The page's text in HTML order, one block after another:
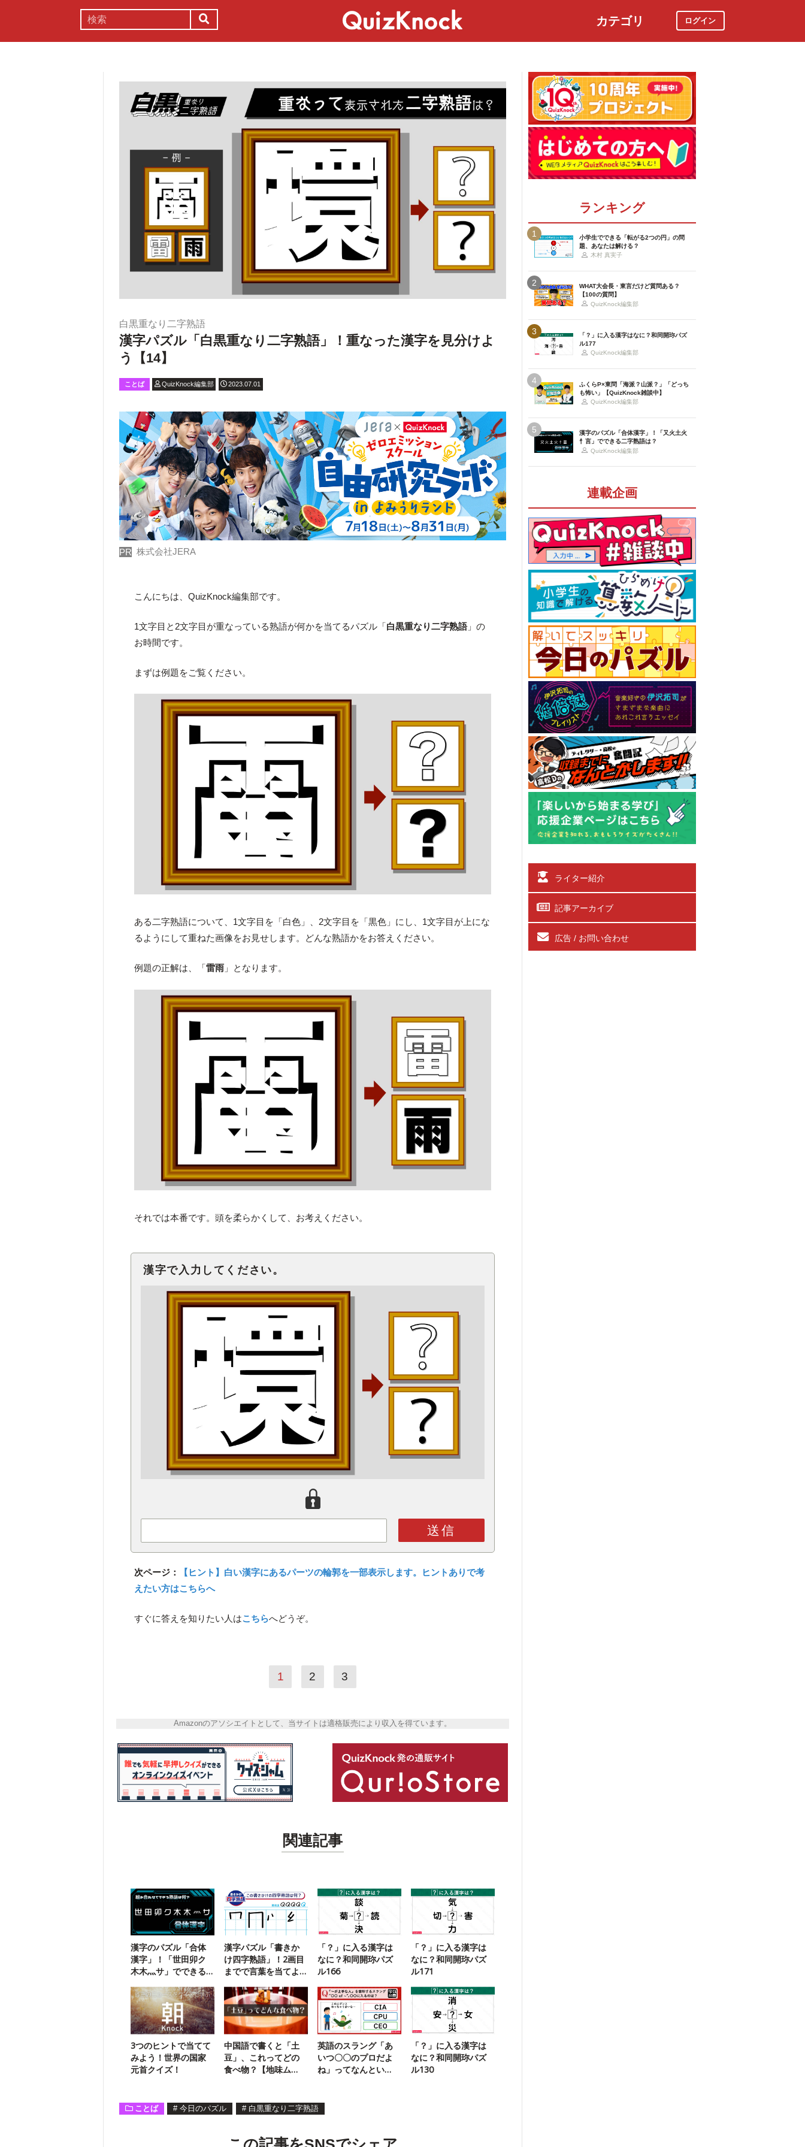
カテゴリ ログイン
白黒重なり二字熟語
漢字パズル「白黒重なり二字熟語」！重なった漢字を見分けよ
う【14】
ことば QuizKnock編集部 2023.07.01
PR 株式会社JERA
こんにちは、QuizKnock編集部です。
1文字目と2文字目が重なっている熟語が何かを当てるパズル「白黒重なり二字熟語」の
お時間です。
まずは例題をご覧ください。
ある二字熟語について、1文字目を「白色」、2文字目を「黒色」にし、1文字目が上にな
るようにして重ねた画像をお見せします。どんな熟語かをお答えください。
例題の正解は、「雷雨 」となります。
それでは本番です。頭を柔らかくして、お考えください。
漢字で入力してください。
送信
次ページ：
【ヒント】白い漢字にあるパーツの輪郭を一部表示します。ヒントありで考
えたい方はこちらへ
すぐに答えを知りたい人はこちらへどうぞ。
1 2 3
Amazonのアソシエイトとして、当サイトは適格販売により収入を得ています。
関連記事
漢字のパズル「合体
漢字」！「世田卯ク
木木灬サ」でできる
漢字パズル「書きか
け四字熟語」！2画目
までで言葉を当てよ
「？」に入る漢字は
なに？和同開珎パズ
ル166
「？」に入る漢字は
なに？和同開珎パズ
ル171
3つのヒントで当てて
みよう！世界の国家
元首クイズ！
中国語で書くと「土
豆」、これってどの
食べ物？【地味ム
英語のスラング「あ
いつ〇〇のプロだよ
ね」ってなんとい
「？」に入る漢字は
なに？和同開珎パズ
ル130
ことば # 今日のパズル # 白黒重なり二字熟語
ランキング
1
小学生でできる「転がる2つの円」の問
題、あなたは解ける？
木村 真実子
2
WHAT大会長・東言だけど質問ある？
【100の質問】
QuizKnock編集部
3
「？」に入る漢字はなに？和同開珎パズ
ル177
QuizKnock編集部
4
ふくらP×東問「海派？山派？」「どっち
も怖い」【QuizKnock雑談中】
QuizKnock編集部
5
漢字のパズル「合体漢字」！「又火土火
忄言」でできる二字熟語は？
QuizKnock編集部
連載企画
ライター紹介
記事アーカイブ
広告 / お問い合わせ